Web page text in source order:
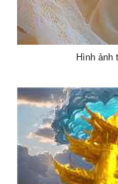
Hình ảnh